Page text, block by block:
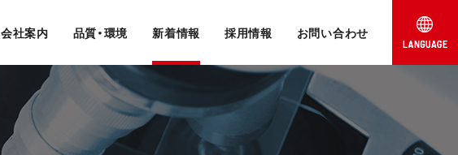
会社案内 品質・環境 新着情報 採用情報 お問い合わせ